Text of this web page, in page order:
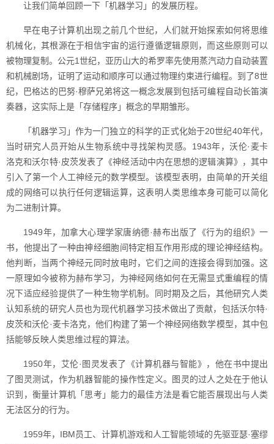
让我们简单回顾一下「机器学习」的发展历程。
早在电子计算机出现之前几个世纪，人们就开始探索如何将思维
机械化，其根源在于相信宇宙的运行遵循逻辑原则，而这些原则可以
被物理复制。公元1世纪，亚历山大的希罗率先使用蒸汽动力自动装置
和机械剧场，证明了运动和顺序可以通过物理约束进行编程。到了8世
纪，巴格达的巴努·穆萨兄弟将这一概念发展到包括可编程自动长笛演
奏器，这实际上是「存储程序」概念的早期雏形。
「机器学习」作为一门独立的科学的正式化始于20世纪40年代，
当时研究人员开始从生物系统中寻找架构灵感。1943年，沃伦·麦卡
洛克和沃尔特·皮茨发表了《神经活动中内在思想的逻辑演算》，其中
引入了第一个人工神经元的数学模型。该模型表明，由简单的开关组
成的网络可以执行任何逻辑运算，这表明人类思维本身可能可以简化
为二进制计算。
1949年，加拿大心理学家唐纳德·赫布出版了《行为的组织》一
书，他提出了一种由神经细胞间特定相互作用形成的理论神经结构。
他判断，当两个神经元同时放电时，它们之间的连接会得到加强。这
一原理如今被称为赫布学习，为神经网络如何在无需显式重编程的情
况下适应经验提供了一种生物学机制。同时期及之后，其他研究人类
认知系统的研究人员也为现代机器学习技术做出了贡献，包括沃尔特·
皮茨和沃伦·麦卡洛克，他们构建了第一个神经网络数学模型，其中包
括能够反映人类思维过程的算法。
1950年，艾伦·图灵发表了《计算机器与智能》，他在书中提出
了图灵测试，作为机器智能的操作性定义。图灵的过人之处在于他认
识到，衡量计算机「思考」能力的最佳方法是看它能否展现出与人类
无法区分的行为。
1959年，IBM员工、计算机游戏和人工智能领域的先驱亚瑟·塞缪